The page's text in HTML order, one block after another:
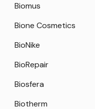
Biomus
Bione Cosmetics
BioNike
BioRepair
Biosfera
Biotherm